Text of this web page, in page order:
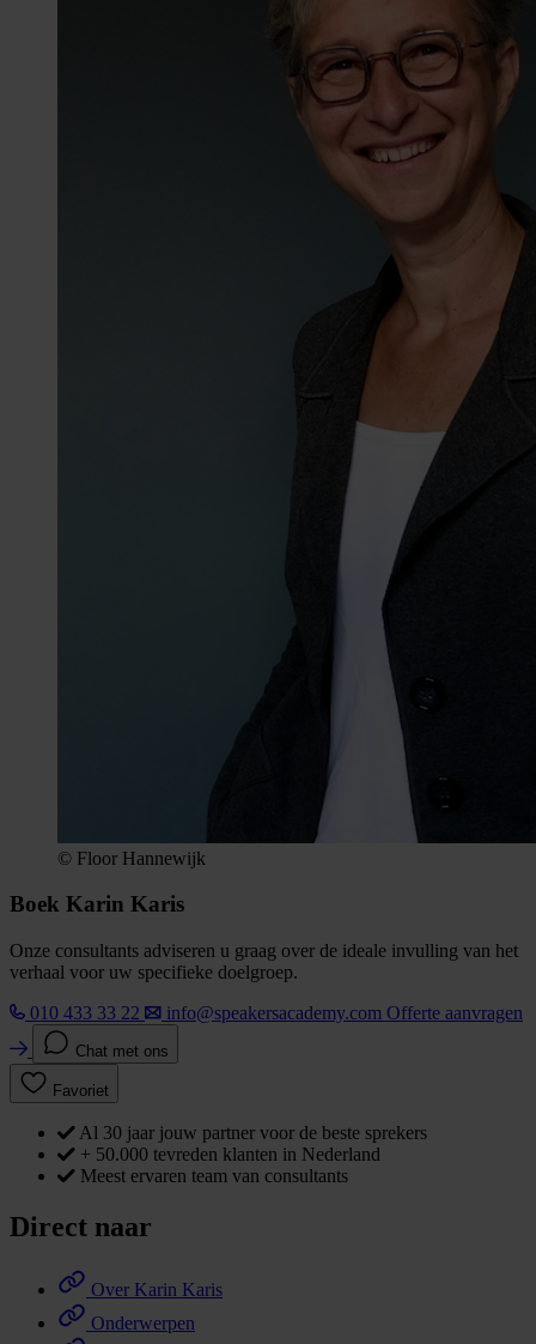
© Floor Hannewijk
Boek Karin Karis
Onze consultants adviseren u graag over de ideale invulling van het
verhaal voor uw specifieke doelgroep.
010 433 33 22
info@speakersacademy.com Offerte aanvragen
Chat met ons
Favoriet
Al 30 jaar jouw partner voor de beste sprekers
+ 50.000 tevreden klanten in Nederland
Meest ervaren team van consultants
Direct naar
Over Karin Karis
Onderwerpen